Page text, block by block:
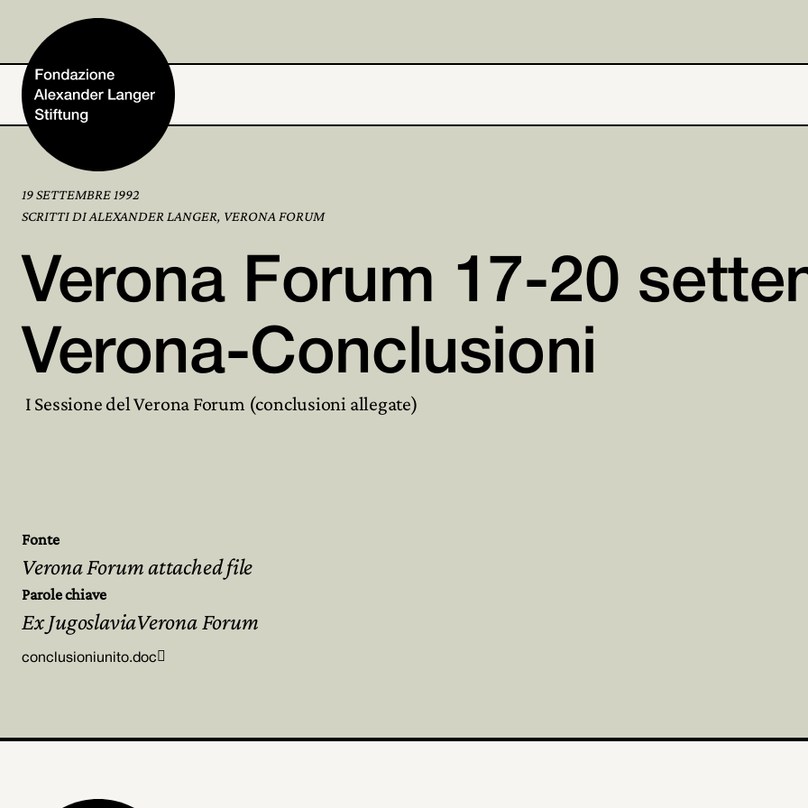
Home
Fondazione
Attività e progetti
Alexander Langer
19 SETTEMBRE 1992
SCRITTI DI ALEXANDER LANGER, VERONA FORUM
Verona Forum 17-20
Verona-Conclusioni
I Sessione del Verona Forum (conclusioni allegate)
Fonte
Verona Forum attached file
Parole chiave
Ex JugoslaviaVerona Forum
conclusioniunito.doc 